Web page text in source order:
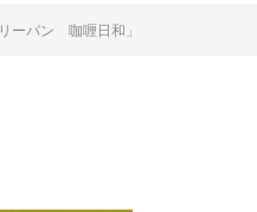
ーパン 咖喱日和」